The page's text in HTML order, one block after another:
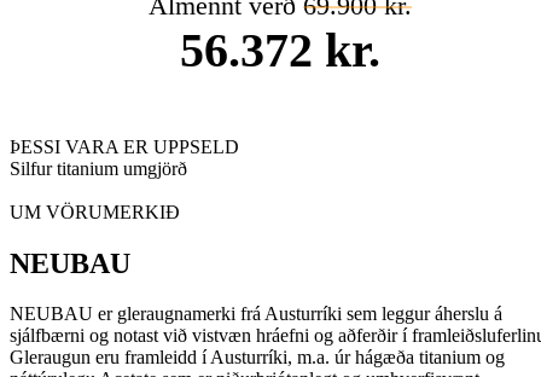
56.372 kr.
ÞESSI VARA ER UPPSELD
Silfur titanium umgjörð
UM VÖRUMERKIÐ
NEUBAU
NEUBAU er gleraugnamerki frá Austurríki sem leggur áherslu á
sjálfbærni og notast við vistvæn hráefni og aðferðir í
Gleraugun eru framleidd í Austurríki, m.a. úr hágæða titanium og